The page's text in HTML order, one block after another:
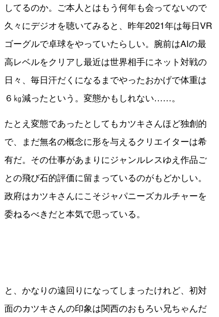
してるのか。ご本人とはもう何年も会ってないので
久々にデジオを聴いてみると、昨年2021年は毎日VR
ゴーグルで卓球をやっていたらしい。腕前はAIの最
高レベルをクリアし最近は世界相手にネット対戦の
日々、毎日汗だくになるまでやったおかげで体重は
６㎏減ったという。変態かもしれない……。
たとえ変態であったとしてもカツキさんほど独創的
で、まだ無名の概念に形を与えるクリエイターは希
有だ。その仕事があまりにジャンルレスゆえ作品ご
との飛び石的評価に留まっているのがもどかしい。
政府はカツキさんにこそジャパニーズカルチャーを
委ねるべきだと本気で思っている。
と、かなりの遠回りになってしまったけれど、初対
面のカツキさんの印象は関西のおもろい兄ちゃんだ